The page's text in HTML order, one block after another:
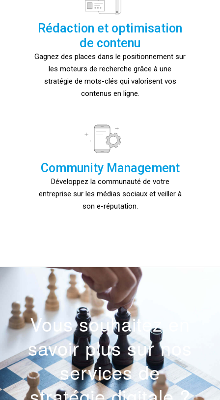
Rédaction et optimisation
de contenu
Gagnez des places dans le positionnement sur
les moteurs de recherche grâce à une
stratégie de mots-clés qui valorisent vos
contenus en ligne.
Community Management
Développez la communauté de votre
entreprise sur les médias sociaux et veiller à
son e-réputation.
Vous souhaitez en
savoir plus sur nos
services de